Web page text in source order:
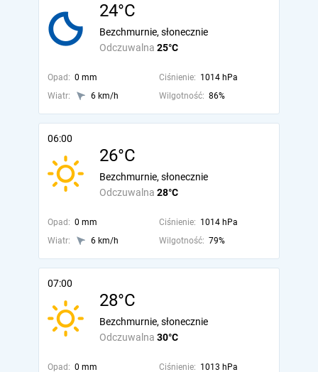
24°C
Odczuwalna 25°C
Bezchmurnie, słonecznie
Opad: 0 mm Ciśnienie: 1014 hPa
Wiatr:
6 km/h Wilgotność: 86%
06:00
26°C
Odczuwalna 28°C
Bezchmurnie, słonecznie
Opad: 0 mm Ciśnienie: 1014 hPa
Wiatr:
6 km/h Wilgotność: 79%
07:00
28°C
Odczuwalna 30°C
Bezchmurnie, słonecznie
Opad: 0 mm Ciśnienie: 1013 hPa